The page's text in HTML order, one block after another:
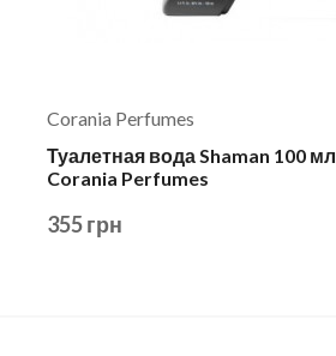
Corania Perfumes
Туалетная вода Shaman 100 мл.,
Corania Perfumes
355 грн